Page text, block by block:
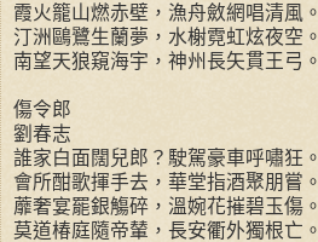
霞火籠山燃赤壁，漁舟斂網唱清風。
汀洲鷗鷺生蘭夢，水榭霓虹炫夜空。
南望天狼窺海宇，神州長矢貫王弓。
傷令郎
劉春志
誰家白面闊兒郎？駛駕豪車呼嘯狂。
會所酣歌揮手去，華堂指酒聚朋嘗。
蘼奢宴罷銀觴碎，溫婉花摧碧玉傷。
莫道椿庭隨帝輦，長安衢外獨根亡。